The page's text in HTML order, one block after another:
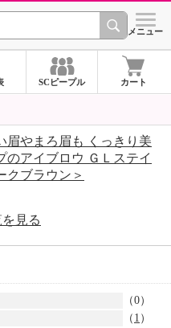
シ
メニュー
SCピープル カート
眉やまろ眉も くっきり美
のアイブロウ ＧＬステイ
クブラウン＞
見る
（0）
（ 1 ）